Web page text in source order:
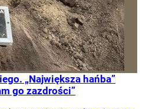
„Największa hańba”
go zazdrości”